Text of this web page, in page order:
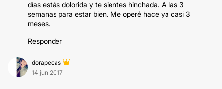
días estás dolorida y te sientes hinchada. A las 3
semanas para estar bien. Me operé hace ya casi 3
meses.
Responder
dorapecas
14 jun 2017